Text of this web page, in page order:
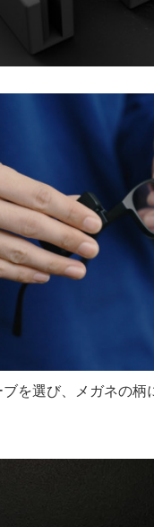
を選び、メガネの柄